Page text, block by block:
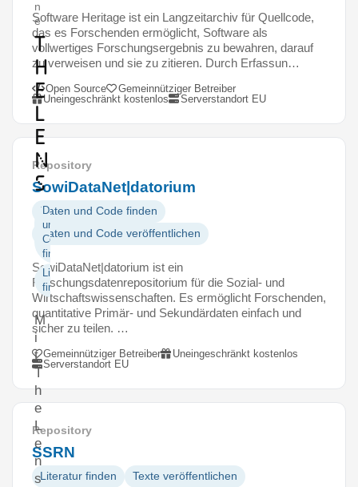
n
e
T
h
e
L
e
n
s
Daten
und
Code
finden
Literatur
finden
M
i
t
T
h
e
L
e
n
s
Software Heritage ist ein Langzeitarchiv für Quellcode,
das es Forschenden ermöglicht, Software als
vollwertiges Forschungsergebnis zu bewahren, darauf
zu verweisen und sie zu zitieren. Durch Erfassun…
Open Source
Gemeinnütziger Betreiber
Uneingeschränkt kostenlos
Serverstandort EU
Repository
SowiDataNet|datorium
Daten und Code finden
Daten und Code veröffentlichen
SowiDataNet|datorium ist ein
Forschungsdatenrepositorium für die Sozial- und
Wirtschaftswissenschaften. Es ermöglicht Forschenden,
quantitative Primär- und Sekundärdaten einfach und
sicher zu teilen. …
Gemeinnütziger Betreiber
Uneingeschränkt kostenlos
Serverstandort EU
Repository
SSRN
Literatur finden Texte veröffentlichen